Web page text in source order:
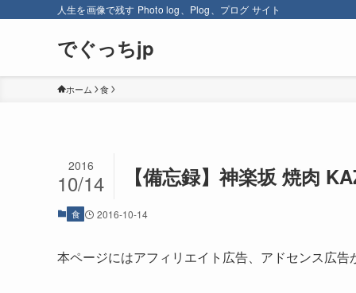
人生を画像で残す Photo log、Plog、プログ サイト
でぐっちjp
ホーム 食
【備忘録】神楽坂 焼肉
2016
10/14
食 2016-10-14
本ページにはアフィリエイト広告、アドセンス広告